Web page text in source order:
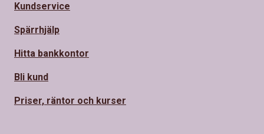
Kundservice
Spärrhjälp
Hitta bankkontor
Bli kund
Priser, räntor och kurser